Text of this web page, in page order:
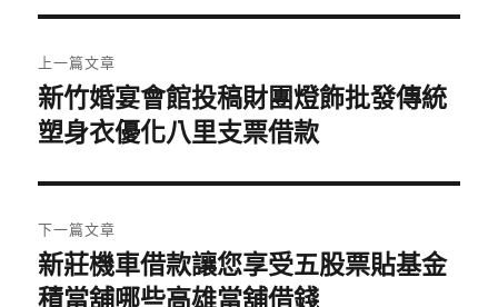
章
導
覽
上一篇文章
上
一
文
章:
新竹婚宴會館投稿財團燈飾批發傳統
塑身衣優化八里支票借款
下一篇文章
下
一
新莊機車借款讓您享受五股票貼基金
積當舖哪些高雄當舖借錢